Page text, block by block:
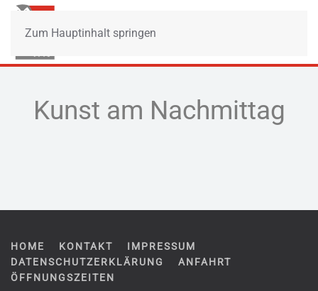
Zum Hauptinhalt springen
Kunst am Nachmittag
HOME KONTAKT
IMPRESSUM
DATENSCHUTZERKLÄRUNG
ANFAHRT
ÖFFNUNGSZEITEN